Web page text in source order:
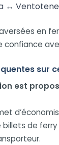
↔ Ventotene
en
sur
est
de ferry